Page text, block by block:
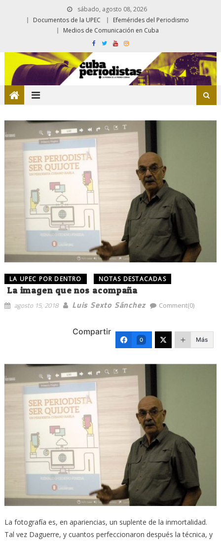
sábado, agosto 08, 2026
Documentos de la UPEC
Efemérides del Periodismo
Medios de Comunicación en Cuba
LA UPEC POR DENTRO NOTAS DESTACADAS
La imagen que nos acompaña
agosto 15, 2018 Luis Sexto Sánchez Comment(0)
Compartir
0 Más
La fotografía es, en apariencias, un suplente de la inmortalidad.
Tal vez Daguerre, y cuantos perfeccionaron después la técnica, y